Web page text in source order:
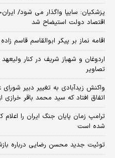
پزشکیان: سایپا واگذار می شود/
اقتصاد دولت استیضاح شد
اقامه نماز بر پیکر ابوالقاسم قاسم
اردوغان و شهباز شریف در کنار
تصاویر
واکنش زیدآبادی به تغییر دبیر
اتفاق افتاد که سید محمد باقر خرازی
ترامپ زمان پایان جنگ ایران را
شده است
توئیت جدید محسن رضایی درباره